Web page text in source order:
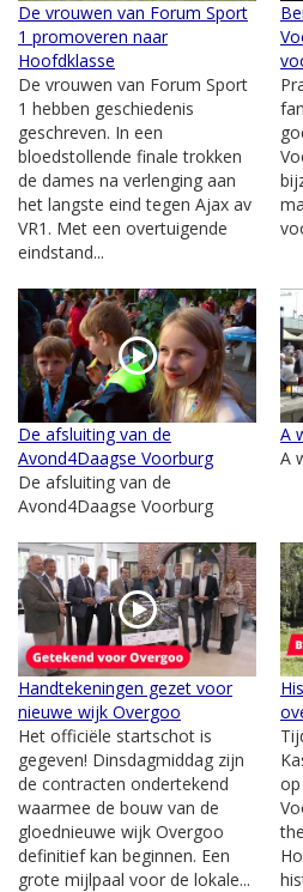
De vrouwen van Forum Sport
1 promoveren naar
Hoofdklasse
De vrouwen van Forum Sport
1 hebben geschiedenis
geschreven. In een
bloedstollende finale trokken
de dames na verlenging aan
het langste eind tegen Ajax av
VR1. Met een overtuigende
eindstand...
De afsluiting van de
Avond4Daagse Voorburg
De afsluiting van de
Avond4Daagse Voorburg
A
A
Handtekeningen gezet voor
nieuwe wijk Overgoo
Het officiële startschot is
gegeven! Dinsdagmiddag zijn
de contracten ondertekend
waarmee de bouw van de
gloednieuwe wijk Overgoo
definitief kan beginnen. Een
grote mijlpaal voor de lokale...